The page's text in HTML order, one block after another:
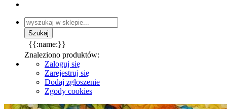
{{:name:}}
Znaleziono produktów:
Zaloguj się
Zarejestruj się
Dodaj zgłoszenie
Zgody cookies